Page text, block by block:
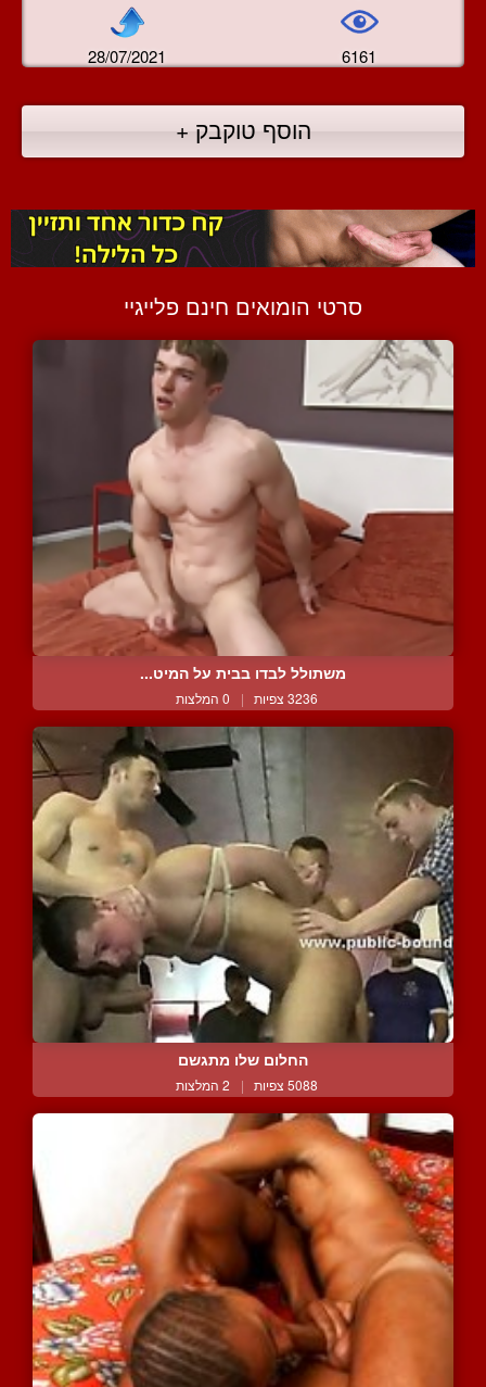
28/07/2021 6161
הוסף טוקבק +
סרטי הומואים חינם פלייגיי
משתולל לבדו בבית על המיט...
3236 צפיות | 0 המלצות
החלום שלו מתגשם
5088 צפיות | 2 המלצות